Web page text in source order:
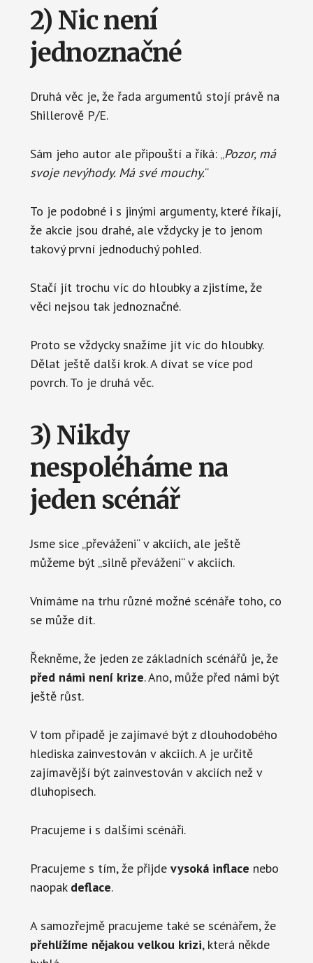
2) Nic není
jednoznačné
Druhá věc je, že řada argumentů stojí právě na
Shillerově P/E.
Sám jeho autor ale připouští a říká: „Pozor, má
svoje nevýhody. Má své mouchy.“
To je podobné i s jinými argumenty, které říkají,
že akcie jsou drahé, ale vždycky je to jenom
takový první jednoduchý pohled.
Stačí jít trochu víc do hloubky a zjistíme, že
věci nejsou tak jednoznačné.
Proto se vždycky snažíme jít víc do hloubky.
Dělat ještě další krok. A dívat se více pod
povrch. To je druhá věc.
3) Nikdy
nespoléháme na
jeden scénář
Jsme sice „převáženi“ v akciích, ale ještě
můžeme být „silně převáženi“ v akciích.
Vnímáme na trhu různé možné scénáře toho, co
se může dít.
Řekněme, že jeden ze základních scénářů je, že
před námi není krize. Ano, může před námi být
ještě růst.
V tom případě je zajímavé být z dlouhodobého
hlediska zainvestován v akciích. A je určitě
zajímavější být zainvestován v akciích než v
dluhopisech.
Pracujeme i s dalšími scénáři.
Pracujeme s tím, že přijde vysoká inflace nebo
naopak deflace.
A samozřejmě pracujeme také se scénářem, že
přehlížíme nějakou velkou krizi, která někde